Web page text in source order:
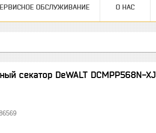
ОБСЛУЖИВАНИЕ О НАС
секатор DeWALT DCMPP568N-XJ